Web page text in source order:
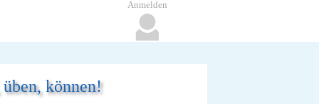
können!
Anmelden